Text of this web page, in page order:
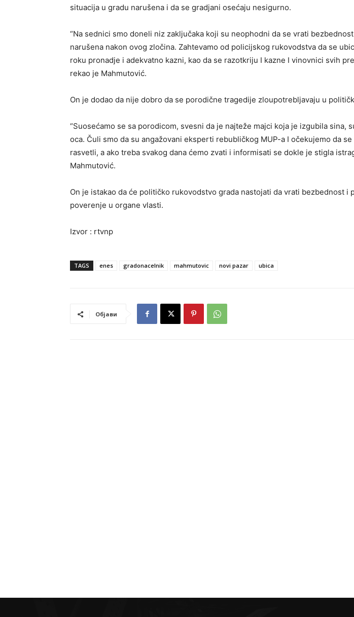
situacija u gradu narušena i da se gradjani osećaju nesigurno.
“Na sednici smo doneli niz zaključaka koji su neophodni da se vrati
narušena nakon ovog zločina. Zahtevamo od policijskog rukovodstva da se
roku pronadje i adekvatno kazni, kao da se razotkriju I kazne I vinovnici svih
rekao je Mahmutović.
On je dodao da nije dobro da se porodične tragedije zloupotrebljavaju u
“Suosećamo se sa porodicom, svesni da je najteže majci koja je izgubila sina,
oca. Čuli smo da su angažovani eksperti rebubličkog MUP-a I očekujemo da
rasvetli, a ako treba svakog dana ćemo zvati i informisati se dokle je stigla
Mahmutović.
On je istakao da će političko rukovodstvo grada nastojati da vrati bezbednost i
poverenje u organe vlasti.
Izvor : rtvnp
TAGS enes gradonacelnik mahmutovic novi pazar ubica
Објави